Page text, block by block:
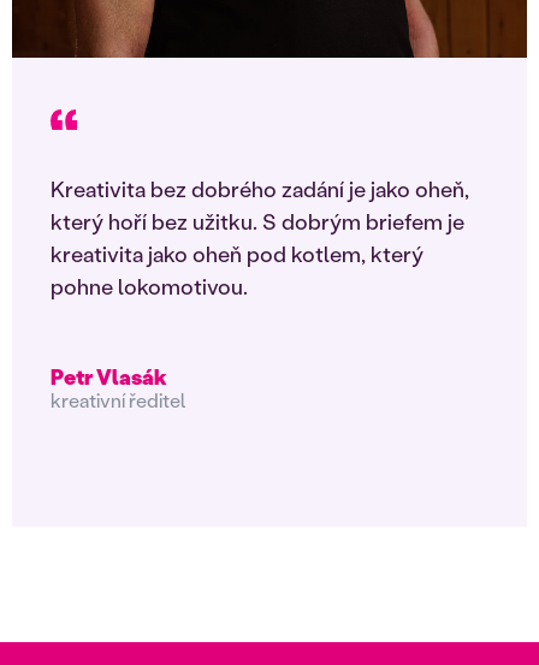
Kreativita bez dobrého zadání je jako oheň,
který hoří bez užitku. S dobrým briefem je
kreativita jako oheň pod kotlem, který
pohne lokomotivou.
Petr Vlasák
kreativní ředitel